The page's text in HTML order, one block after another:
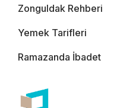
Zonguldak Rehberi
Yemek Tarifleri
Ramazanda İbadet